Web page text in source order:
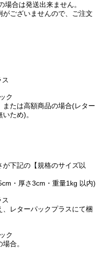
合は発送出来ません。
ございませんので、ご注文
ク
たは高額商品の場合(レター
ため)。
下記の【規格のサイズ以
・厚さ3cm・重量1kg 以内)
レターパックプラスにて梱
ク
合。